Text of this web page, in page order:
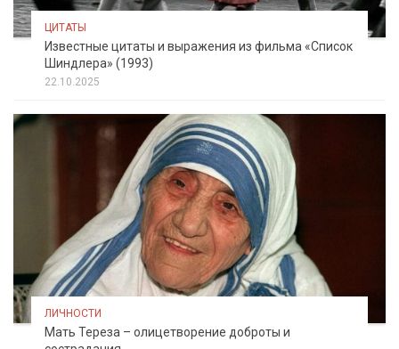
ЦИТАТЫ
Известные цитаты и выражения из фильма «Список
Шиндлера» (1993)
22.10.2025
ЛИЧНОСТИ
Мать Тереза – олицетворение доброты и